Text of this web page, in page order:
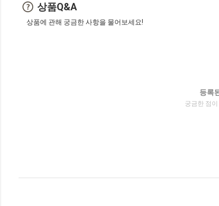
상품Q&A
상품에 관해 궁금한 사항을 물어보세요!
등록
궁금한 점